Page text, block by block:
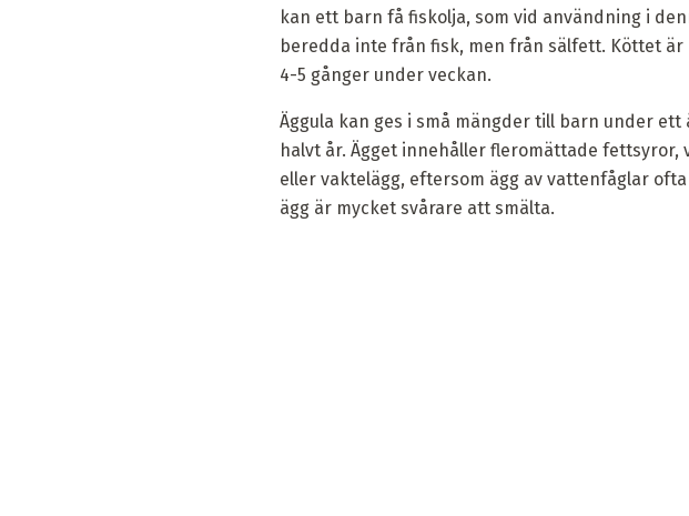
kan ett barn få fiskolja, som vid användning i
beredda inte från fisk, men från sälfett. Köttet
4-5 gånger under veckan.
Äggula kan ges i små mängder till barn under
halvt år. Ägget innehåller fleromättade
eller vaktelägg, eftersom ägg av vattenfåglar
ägg är mycket svårare att smälta.